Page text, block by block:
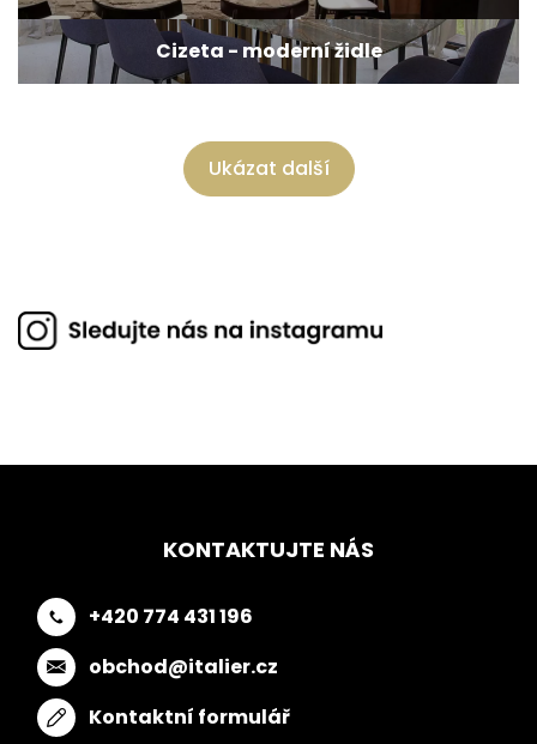
Cizeta - moderní židle
Ukázat další
KONTAKTUJTE NÁS
+420 774 431 196
obchod@italier.cz
Kontaktní formulář